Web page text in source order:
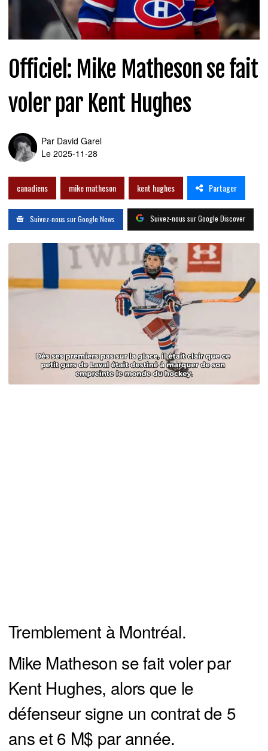
Officiel: Mike Matheson se fait
voler par Kent Hughes
Par David Garel
Le 2025-11-28
canadiens mike matheson kent hughes Partager
Suivez-nous sur Google News Suivez-nous sur Google Discover
Tremblement à Montréal.
Mike Matheson se fait voler par
Kent Hughes, alors que le
défenseur signe un contrat de 5
ans et 6 M$ par année.